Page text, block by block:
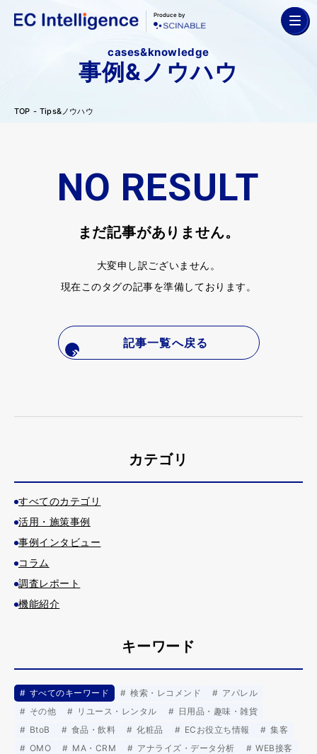
Produce by
cases&knowledge
事例&ノウハウ
TOP Tips&ノウハウ
NO RESULT
まだ記事がありません。
大変申し訳ございません。
現在このタグの記事を準備しております。
記事一覧へ戻る
カテゴリ
すべてのカテゴリ
活用・施策事例
事例インタビュー
コラム
調査レポート
機能紹介
キーワード
すべてのキーワード 検索・レコメンド
アパレル
その他
リユース・レンタル
日用品・趣味・雑貨
BtoB
食品・飲料 化粧品 ECお役立ち情報
集客
OMO
MA・CRM アナライズ・データ分析
WEB接客